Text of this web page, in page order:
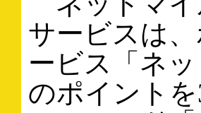
サービスは
ービス「ネ
のポイント